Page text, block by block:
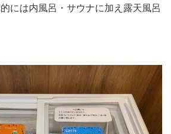
には内風呂・サウナに加え露天風呂